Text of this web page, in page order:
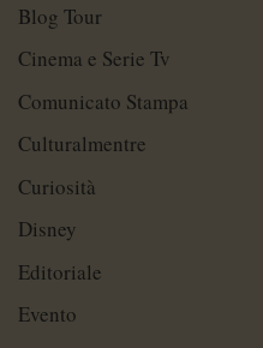
Blog Tour
Cinema e Serie Tv
Comunicato Stampa
Culturalmentre
Curiosità
Disney
Editoriale
Evento